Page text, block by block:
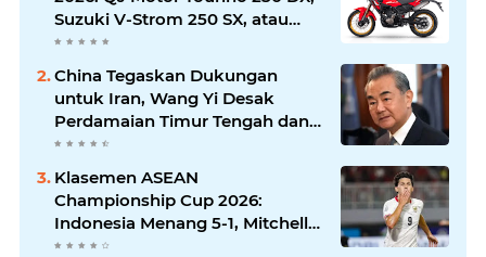
Suzuki V-Strom 250 SX, atau
Kawasaki Versys-X 250?
China Tegaskan Dukungan
untuk Iran, Wang Yi Desak
Perdamaian Timur Tengah dan
Soroti Ketegangan dengan AS
Klasemen ASEAN
Championship Cup 2026:
Indonesia Menang 5-1, Mitchell
Baker Hattrick dan Puncaki Top